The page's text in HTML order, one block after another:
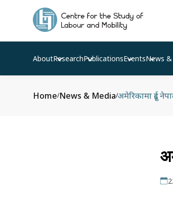
AboutResearchPublicationsEventsNews
Home/News & Media/अमेरिकामा दुई